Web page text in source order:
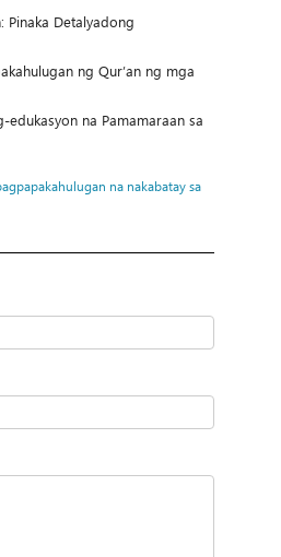
Pinaka Detalyadong
ng Qur’an ng mga
edukasyon na Pamamaraan sa
na nakabatay sa